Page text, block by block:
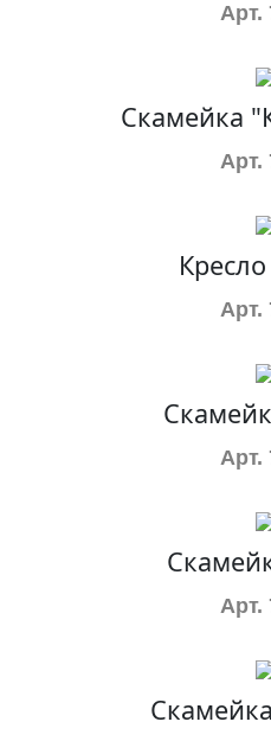
Арт.
Скамейка
Арт.
Арт.
Арт.
Арт.